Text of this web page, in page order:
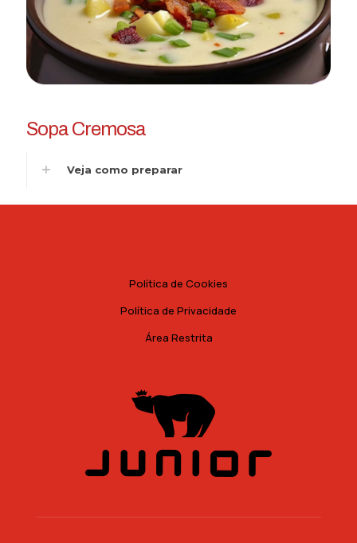
Sopa Cremosa
Veja como preparar
Política de Cookies
Política de Privacidade
Área Restrita